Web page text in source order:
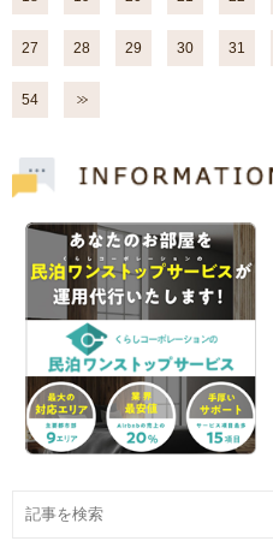
27 28 29 30 31
54